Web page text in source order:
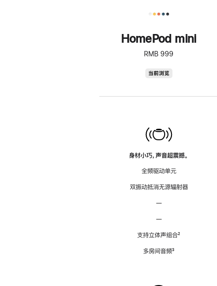
HomePod mini
RMB 999
当前浏览
身材小巧，声音超震撼。
全频驱动单元
双振动抵消无源辐射器
—
—
支持立体声组合脚
²
多房间音频脚
³